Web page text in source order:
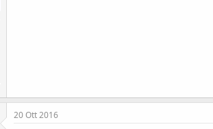
20 Ott 2016